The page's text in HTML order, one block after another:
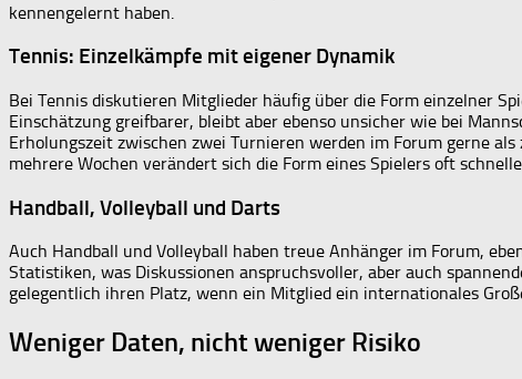
kennengelernt haben.
Tennis: Einzelkämpfe mit eigener Dynamik
Bei Tennis diskutieren Mitglieder häufig über die Form einzelner
Einschätzung greifbarer, bleibt aber ebenso unsicher wie bei
Erholungszeit zwischen zwei Turnieren werden im Forum gerne
mehrere Wochen verändert sich die Form eines Spielers oft
Handball, Volleyball und Darts
Auch Handball und Volleyball haben treue Anhänger im Forum,
Statistiken, was Diskussionen anspruchsvoller, aber auch
gelegentlich ihren Platz, wenn ein Mitglied ein internationales
Weniger Daten, nicht weniger Risiko